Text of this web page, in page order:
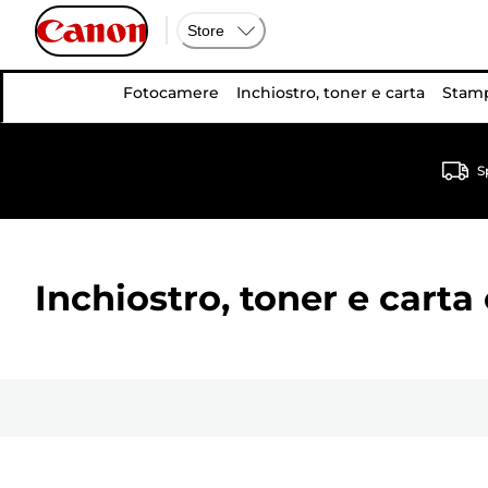
Store
Fotocamere Inchiostro, toner e carta
Inchiostro, toner e